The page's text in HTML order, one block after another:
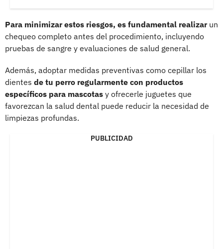
Para minimizar estos riesgos, es fundamental realizarun
chequeo completo antes del procedimiento, incluyendo
pruebas de sangre y evaluaciones de salud general.
Además, adoptar medidas preventivas como cepillar los
dientes de tu perro regularmente con productos
específicos para mascotas y ofrecerle juguetes que
favorezcan la salud dental puede reducir la necesidad de
limpiezas profundas.
PUBLICIDAD